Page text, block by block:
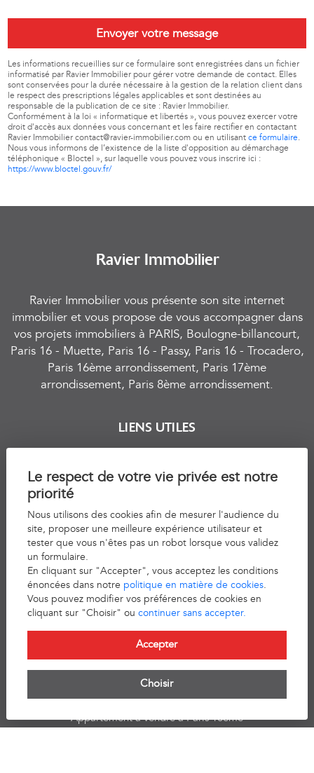
Le respect de votre vie privée est notre
priorité
Nous utilisons des cookies afin de mesurer l'audience du
site, proposer une meilleure expérience utilisateur et
tester que vous n'êtes pas un robot lorsque vous validez
un formulaire.
En cliquant sur "Accepter", vous acceptez les conditions
énoncées dans notre politique en matière de cookies.
Vous pouvez modifier vos préférences de cookies en
cliquant sur "Choisir" ou continuer sans accepter.
Accepter
Choisir
Envoyer votre message
Les informations recueillies sur ce formulaire sont enregistrées dans un fichier
informatisé par Ravier Immobilier pour gérer votre demande de contact. Elles
sont conservées pour la durée nécessaire à la gestion de la relation client dans
le respect des prescriptions légales applicables et sont destinées au
responsable de la publication de ce site : Ravier Immobilier.
Conformément à la loi « informatique et libertés », vous pouvez exercer votre
droit d'accès aux données vous concernant et les faire rectifier en contactant
Ravier Immobilier contact@ravier-immobilier.com ou en utilisantce formulaire.
Nous vous informons de l’existence de la liste d'opposition au démarchage
téléphonique « Bloctel », sur laquelle vous pouvez vous inscrire ici :
https://www.bloctel.gouv.fr/
Ravier Immobilier
Ravier Immobilier vous présente son site internet
immobilier et vous propose de vous accompagner dans
vos projets immobiliers à PARIS, Boulogne-billancourt,
Paris 16 - Muette, Paris 16 - Passy, Paris 16 - Trocadero,
Paris 16ème arrondissement, Paris 17ème
arrondissement, Paris 8ème arrondissement.
LIENS UTILES
Vente
L'équipe
Histoire
Barème d'honoraires
Plan du site
Barème d'honoraires
RAVIER IMMOBILIER
Appartement à vendre à Paris 16ème